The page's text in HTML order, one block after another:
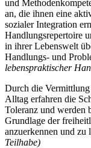
und
an, die ihnen eine
sozialer Integration
Handlungsrepertoire
in ihrer Lebenswelt
Handlungs- und
lebenspraktischer
Durch die
Alltag erfahren die
Toleranz und werden
Grundlage der
anzuerkennen und zu
Teilhabe)